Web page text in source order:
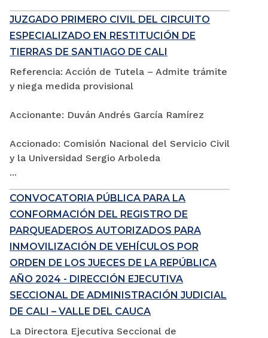
JUZGADO PRIMERO CIVIL DEL CIRCUITO
ESPECIALIZADO EN RESTITUCIÓN DE
TIERRAS DE SANTIAGO DE CALI
Referencia: Acción de Tutela – Admite trámite
y niega medida provisional
Accionante: Duván Andrés García Ramírez
Accionado: Comisión Nacional del Servicio Civil
y la Universidad Sergio Arboleda
...
CONVOCATORIA PÚBLICA PARA LA
CONFORMACIÓN DEL REGISTRO DE
PARQUEADEROS AUTORIZADOS PARA
INMOVILIZACIÓN DE VEHÍCULOS POR
ORDEN DE LOS JUECES DE LA REPÚBLICA
AÑO 2024 - DIRECCIÓN EJECUTIVA
SECCIONAL DE ADMINISTRACIÓN JUDICIAL
DE CALI – VALLE DEL CAUCA
La Directora Ejecutiva Seccional de